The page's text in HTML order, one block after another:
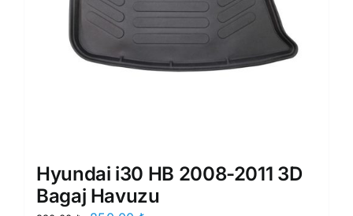
Hyundai i30 HB 2008-2011 3D
Bagaj Havuzu